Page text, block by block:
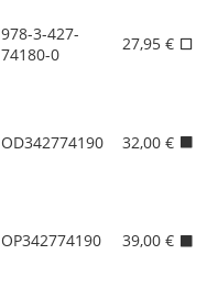
978-3-427-
74180-0
27,95 €
OD342774190 32,00 €
OP342774190 39,00 €